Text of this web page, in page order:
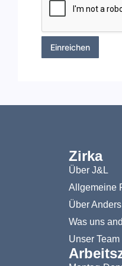
s
a
Einreichen
Zirka
Über J&L
Allgemeine
Über
Was uns
Unser Team